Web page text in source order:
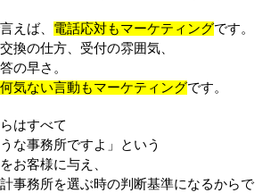
えば、 電話応対もマーケティングです。
換の仕方、受付の雰囲気、
の早さ。
気ない言動もマーケティングです。
はすべて
な事務所ですよ」という
お客様に与え、
事務所を選ぶ時の判断基準になるからで